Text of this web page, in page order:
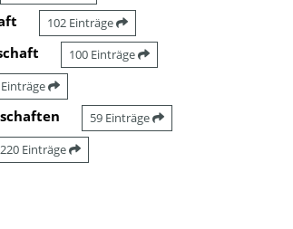
102 Einträge
100 Einträge
59 Einträge
220 Einträge